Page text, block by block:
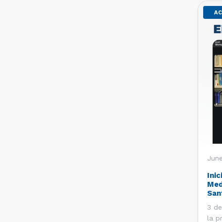
3
la